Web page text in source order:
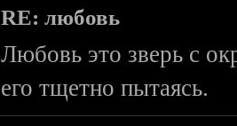
RE: любовь
Любовь это зверь с
его тщетно пытаясь.